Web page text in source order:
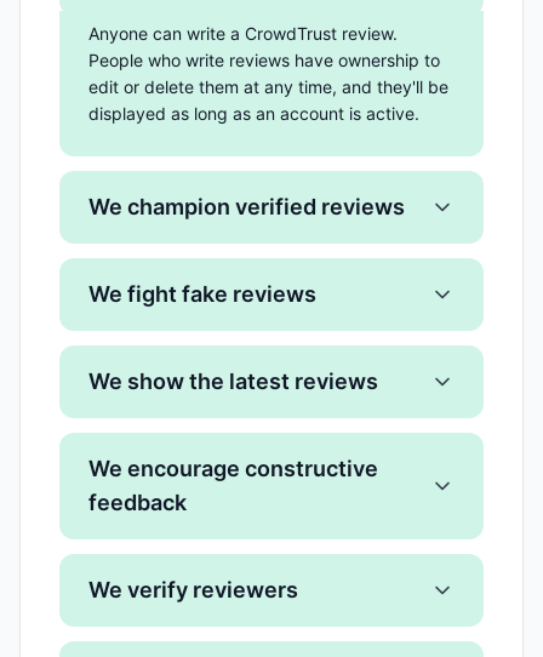
Anyone can write a CrowdTrust review.
People who write reviews have ownership to
edit or delete them at any time, and they'll be
displayed as long as an account is active.
We champion verified reviews
We fight fake reviews
We show the latest reviews
We encourage constructive
feedback
We verify reviewers